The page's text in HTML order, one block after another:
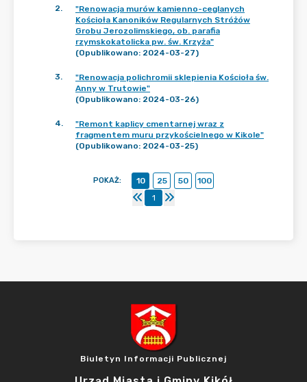
2.
"Renowacja murów kamienno-ceglanych
Kościoła Kanoników Regularnych Stróżów
Grobu Jerozolimskiego, ob. parafia
rzymskokatolicka pw. św. Krzyża"
(Opublikowano: 2024-03-27)
3.
"Renowacja polichromii sklepienia Kościoła św.
Anny w Trutowie"
(Opublikowano: 2024-03-26)
4.
"Remont kaplicy cmentarnej wraz z
fragmentem muru przykościelnego w Kikole"
(Opublikowano: 2024-03-25)
POKAŻ: 10 25 50
100
1
Biuletyn Informacji Publicznej